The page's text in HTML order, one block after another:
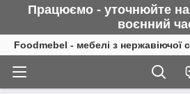
Працюємо - уточнюйте
воєнний
Foodmebel - мебелі з нержавіючої